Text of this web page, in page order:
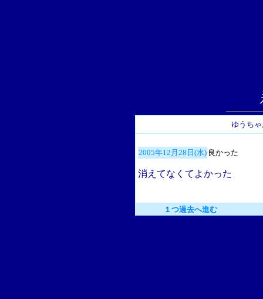
ゆうち
2005年12月28日(水) 良かった
消えてなくてよかった
１つ過去へ進む